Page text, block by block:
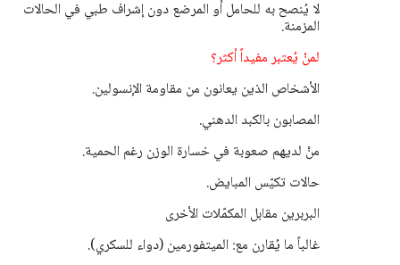
لا يُنصح به للحامل أو المرضع دون إشراف طبي في الحالات
المزمنة.
لمنْ يُعتبر مفيداً أكثر؟
الأشخاص الذين يعانون من مقاومة الإنسولين.
المصابون بالكبد الدهني.
منْ لديهم صعوبة في خسارة الوزن رغم الحمية.
حالات تكيّس المبايض.
البربرين مقابل المكمّلات الأخرى
غالباً ما يُقارن مع: الميتفورمين (دواء للسكري).